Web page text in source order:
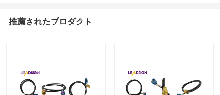
推薦されたプロダクト